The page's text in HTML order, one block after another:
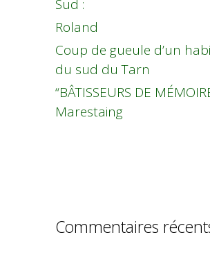
Sud :
Roland
Coup de gueule d’un
du sud du Tarn
“BÂTISSEURS DE
Marestaing
Commentaires